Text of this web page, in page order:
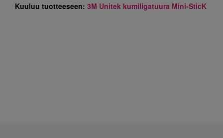
Kuuluu tuotteeseen: 3M Unitek kumiligatuura Mini-SticK